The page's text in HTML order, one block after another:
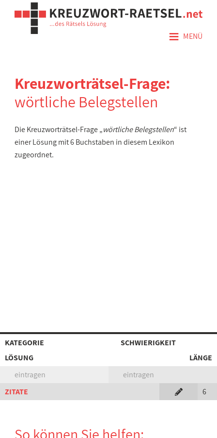
≡ MENÜ
Kreuzworträtsel-Frage:
wörtliche Belegstellen
Die Kreuzworträtsel-Frage „wörtliche Belegstellen“ ist
einer Lösung mit 6 Buchstaben in diesem Lexikon
zugeordnet.
KATEGORIE
SCHWIERIGKEIT
LÖSUNG
LÄNGE
eintragen
eintragen
ZITATE
6
So können Sie helfen: